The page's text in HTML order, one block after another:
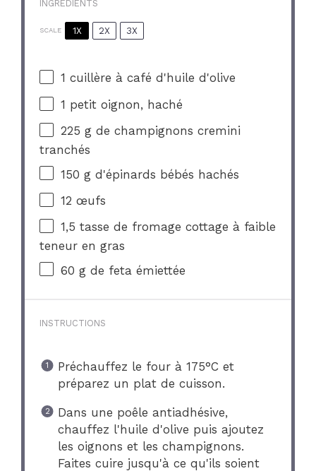
INGRÉDIENTS
SCALE 1X 2X 3X
1 cuillère à café d'huile d'olive
1 petit oignon, haché
225 g de champignons cremini
tranchés
150 g d'épinards bébés hachés
12 œufs
1,5 tasse de fromage cottage à faible
teneur en gras
60 g de feta émiettée
INSTRUCTIONS
Préchauffez le four à 175°C et
préparez un plat de cuisson.
Dans une poêle antiadhésive,
chauffez l'huile d'olive puis ajoutez
les oignons et les champignons.
Faites cuire jusqu'à ce qu'ils soient